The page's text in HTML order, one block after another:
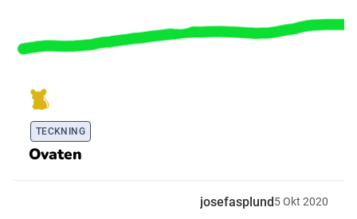
TECKNING
Ovaten
josefasplund5Okt 2020